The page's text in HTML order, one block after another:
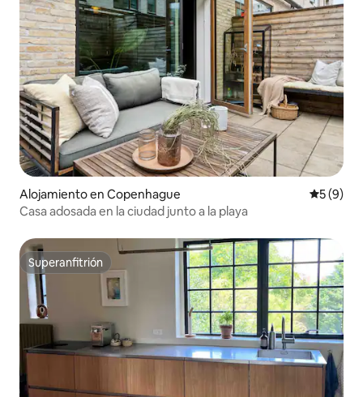
Alojamiento en Copenhague
5 (9)
Casa adosada en la ciudad junto a la playa
Superanfitrión
Superanfitrión